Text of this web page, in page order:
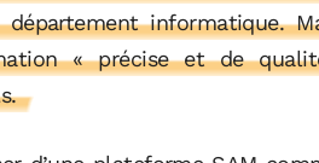
informatique.
« précise et de